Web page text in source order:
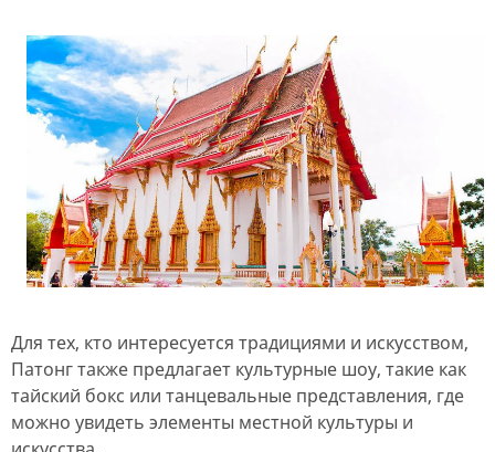
Для тех, кто интересуется традициями и искусством,
Патонг также предлагает культурные шоу, такие как
тайский бокс или танцевальные представления, где
можно увидеть элементы местной культуры и